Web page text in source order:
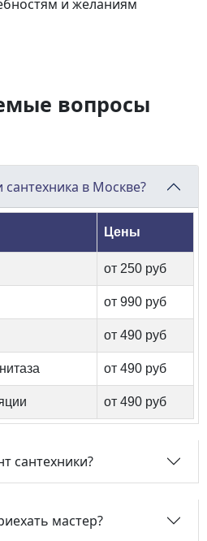
и желаниям
вопросы
сантехника в Москве?
Цены
от 250 руб
от 990 руб
от 490 руб
от 490 руб
от 490 руб
сантехники?
мастер?